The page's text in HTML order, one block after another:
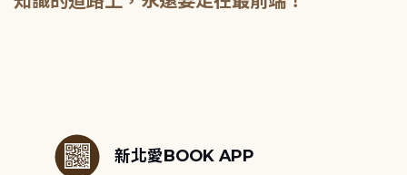
新北愛BOOK APP